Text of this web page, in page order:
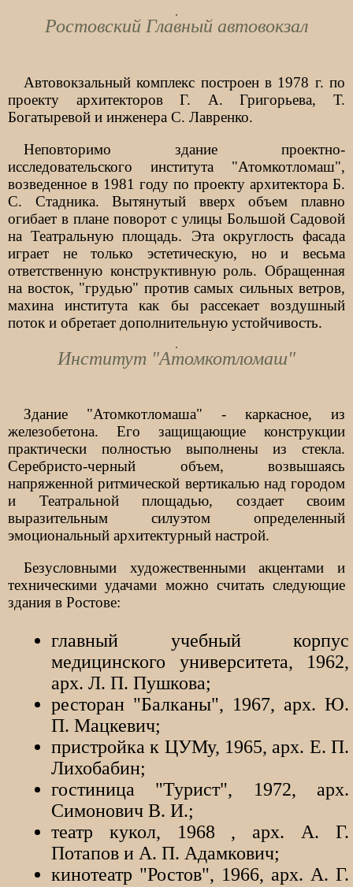
Ростовский Главный автовокзал
Автовокзальный комплекс построен в 1978 г. по
проекту архитекторов Г. А. Григорьева, Т.
Богатыревой и инженера С. Лавренко.
Неповторимо здание проектно-
исследовательского института "Атомкотломаш",
возведенное в 1981 году по проекту архитектора Б.
С. Стадника. Вытянутый вверх объем плавно
огибает в плане поворот с улицы Большой Садовой
на Театральную площадь. Эта округлость фасада
играет не только эстетиче­скую, но и весьма
ответственную конструктивную роль. Обращенная
на восток, "грудью" против самых сильных ветров,
махина института как бы рассекает воздушный
поток и обретает дополнительную устойчивость.
Институт "Атомкотломаш"
Здание "Атомкотломаша" - каркасное, из
железобетона. Его защищающие конструкции
практически полностью выполнены из стекла.
Серебристо-черный объем, возвышаясь
напряженной ритмической вертикалью над городом
и Театральной площадью, создает своим
выразительным силуэтом определенный
эмоциональный архитектурный настрой.
Безусловными художественными акцентами и
техническими удачами можно считать следующие
здания в Ростове:
главный учебный корпус
медицинского университета, 1962,
арх. Л. П. Пушкова;
ресторан "Балканы", 1967, арх. Ю.
П. Мацкевич;
пристройка к ЦУМу, 1965, арх. Е. П.
Лихобабин;
гостиница "Турист", 1972, арх.
Симонович В. И.;
театр кукол, 1968 , арх. А. Г.
Потапов и А. П. Адамкович;
кинотеатр "Ростов", 1966, арх. А. Г.